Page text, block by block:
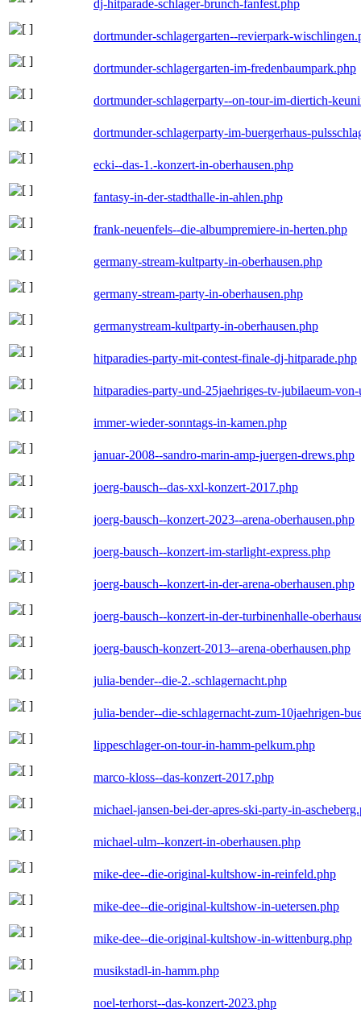
dj-hitparade-schlager-brunch-fanfest.php
dortmunder-schlagergarten--revierpark-
dortmunder-schlagergarten-im-fredenbaumpark.php
dortmunder-schlagerparty--on-tour-im-diertich-
dortmunder-schlagerparty-im-buergerhaus-
ecki--das-1.-konzert-in-oberhausen.php
fantasy-in-der-stadthalle-in-ahlen.php
frank-neuenfels--die-albumpremiere-in-herten.php
germany-stream-kultparty-in-oberhausen.php
germany-stream-party-in-oberhausen.php
germanystream-kultparty-in-oberhausen.php
hitparadies-party-mit-contest-finale-dj-hitparade.php
hitparadies-party-und-25jaehriges-tv-jubilaeum-
immer-wieder-sonntags-in-kamen.php
januar-2008--sandro-marin-amp-juergen-drews.php
joerg-bausch--das-xxl-konzert-2017.php
joerg-bausch--konzert-2023--arena-oberhausen.php
joerg-bausch--konzert-im-starlight-express.php
joerg-bausch--konzert-in-der-arena-oberhausen.php
joerg-bausch--konzert-in-der-turbinenhalle-
joerg-bausch-konzert-2013--arena-oberhausen.php
julia-bender--die-2.-schlagernacht.php
julia-bender--die-schlagernacht-zum-10jaehrigen-
lippeschlager-on-tour-in-hamm-pelkum.php
marco-kloss--das-konzert-2017.php
michael-jansen-bei-der-apres-ski-party-in-
michael-ulm--konzert-in-oberhausen.php
mike-dee--die-original-kultshow-in-reinfeld.php
mike-dee--die-original-kultshow-in-uetersen.php
mike-dee--die-original-kultshow-in-wittenburg.php
musikstadl-in-hamm.php
noel-terhorst--das-konzert-2023.php